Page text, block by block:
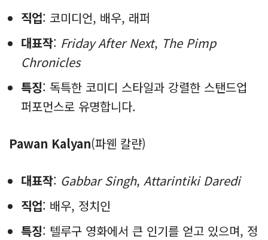
직업: 코미디언, 배우, 래퍼
대표작: Friday After Next, The Pimp
Chronicles
특징: 독특한 코미디 스타일과 강렬한 스탠드업
퍼포먼스로 유명합니다.
Pawan Kalyan(파웬 칼랸)
대표작: Gabbar Singh, Attarintiki Daredi
직업: 배우, 정치인
특징: 텔루구 영화에서 큰 인기를 얻고 있으며, 정